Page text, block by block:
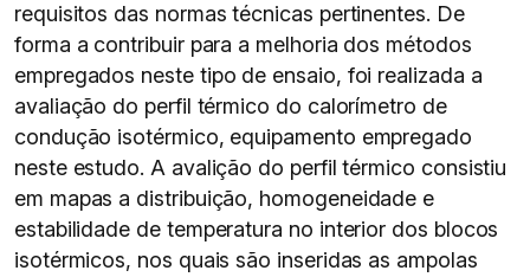
requisitos das normas técnicas pertinentes. De
forma a contribuir para a melhoria dos métodos
empregados neste tipo de ensaio, foi realizada a
avaliação do perfil térmico do calorímetro de
condução isotérmico, equipamento empregado
neste estudo. A avalição do perfil térmico consistiu
em mapas a distribuição, homogeneidade e
estabilidade de temperatura no interior dos blocos
isotérmicos, nos quais são inseridas as ampolas